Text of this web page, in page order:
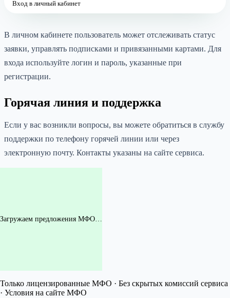
Вход в личный кабинет
В личном кабинете пользователь может отслеживать статус
заявки, управлять подписками и привязанными картами. Для
входа используйте логин и пароль, указанные при
регистрации.
Горячая линия и поддержка
Если у вас возникли вопросы, вы можете обратиться в службу
поддержки по телефону горячей линии или через
электронную почту. Контакты указаны на сайте сервиса.
Загружаем предложения МФО…
Только лицензированные МФО · Без скрытых комиссий сервиса
· Условия на сайте МФО